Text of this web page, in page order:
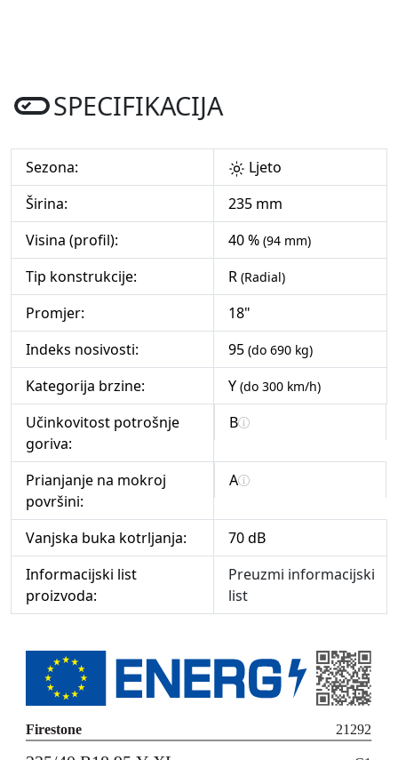
SPECIFIKACIJA
Sezona:
Ljeto
Širina:
235 mm
Visina (profil):
40 % (94 mm)
Tip konstrukcije: R (Radial)
Promjer:
18"
Indeks nosivosti:
95 (do 690 kg)
Kategorija brzine: Y (do 300 km/h)
Učinkovitost potrošnje
goriva:
B
Prianjanje na mokroj
površini:
A
Vanjska buka kotrljanja:
70 dB
Informacijski list
proizvoda:
Preuzmi informacijski
list